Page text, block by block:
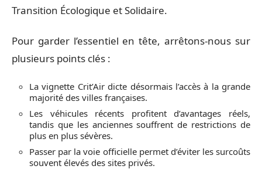
Transition Écologique et Solidaire.
Pour garder l’essentiel en tête, arrêtons-nous sur
plusieurs points clés :
La vignette Crit’Air dicte désormais l’accès à la grande
majorité des villes françaises.
Les véhicules récents profitent d’avantages réels,
tandis que les anciennes souffrent de restrictions de
plus en plus sévères.
Passer par la voie officielle permet d’éviter les surcoûts
souvent élevés des sites privés.